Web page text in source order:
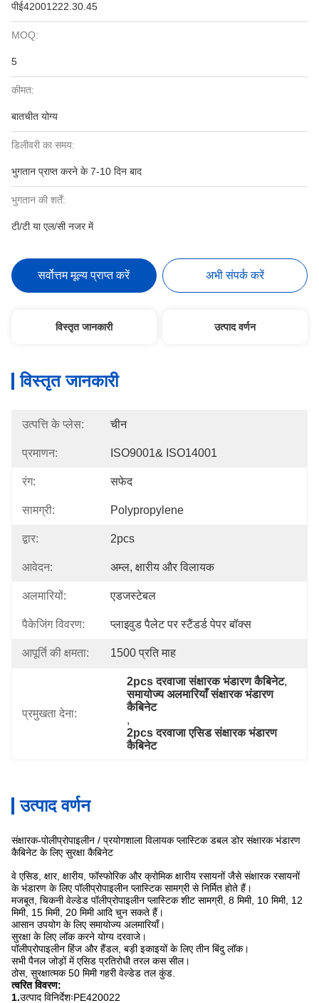
पीई42001222.30.45
MOQ:
5
कीमत:
बातचीत योग्य
डिलीवरी का समय:
भुगतान प्राप्त करने के 7-10 दिन बाद
भुगतान की शर्तें:
टी/टी या एल/सी नजर में
सर्वोत्तम मूल्य प्राप्त करें अभी संपर्क करें
विस्तृत जानकारी उत्पाद वर्णन
विस्तृत जानकारी
उत्पत्ति के प्लेस: चीन
प्रमाणन: ISO9001& ISO14001
रंग: सफेद
सामग्री: Polypropylene
द्वार: 2pcs
आवेदन: अम्ल, क्षारीय और विलायक
अलमारियों: एडजस्टेबल
पैकेजिंग विवरण: प्लाइवुड पैलेट पर स्टैंडर्ड पेपर बॉक्स
आपूर्ति की क्षमता: 1500 प्रति माह
प्रमुखता देना:
2pcs दरवाजा संक्षारक भंडारण कैबिनेट,
समायोज्य अलमारियाँ संक्षारक भंडारण
कैबिनेट
,
2pcs दरवाजा एसिड संक्षारक भंडारण
कैबिनेट
उत्पाद वर्णन
संक्षारक-पोलीप्रोपाइलीन / प्रयोगशाला विलायक प्लास्टिक डबल डोर संक्षारक भंडारण
कैबिनेट के लिए सुरक्षा कैबिनेट
वे एसिड, क्षार, क्षारीय, फॉस्फोरिक और क्रोमिक क्षारीय रसायनों जैसे संक्षारक रसायनों
के भंडारण के लिए पॉलीप्रोपाइलीन प्लास्टिक सामग्री से निर्मित होते हैं।
मजबूत, चिकनी वेल्डेड पॉलीप्रोपाइलीन प्लास्टिक शीट सामग्री, 8 मिमी, 10 मिमी, 12
मिमी, 15 मिमी, 20 मिमी आदि चुन सकते हैं।
आसान उपयोग के लिए समायोज्य अलमारियाँ।
सुरक्षा के लिए लॉक करने योग्य दरवाजे।
पॉलीप्रोपाइलीन हिंज और हैंडल, बड़ी इकाइयों के लिए तीन बिंदु लॉक।
सभी पैनल जोड़ों में एसिड प्रतिरोधी तरल कस सील।
ठोस, सुरक्षात्मक 50 मिमी गहरी वेल्डेड तल कुंड.
त्वरित विवरण:
1.उत्पाद विनिर्देशःPE420022